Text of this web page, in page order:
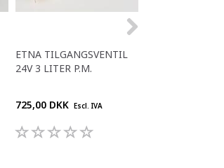
ETNA TILGANGSVENTIL
24V 3 LITER P.M.
725,00 DKK Escl. IVA